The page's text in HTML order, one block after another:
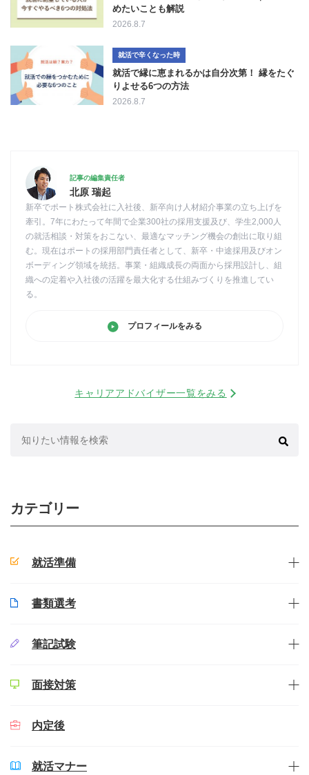
めたいことも解説
2026.8.7
就活で辛くなった時
就活で縁に恵まれるかは自分次第！ 縁をたぐ
りよせる6つの方法
2026.8.7
記事の編集責任者
北原 瑞起
新卒でポート株式会社に入社後、新卒向け人材紹介事業の立ち上げを
牽引。7年にわたって年間で企業300社の採用支援及び、学生2,000人
の就活相談・対策をおこない、最適なマッチング機会の創出に取り組
む。現在はポートの採用部門責任者として、新卒・中途採用及びオン
ボーディング領域を統括。事業・組織成長の両面から採用設計し、組
織への定着や入社後の活躍を最大化する仕組みづくりを推進してい
る。
プロフィールをみる
キャリアアドバイザー一覧をみる
カテゴリー
就活準備
書類選考
筆記試験
面接対策
内定後
就活マナー